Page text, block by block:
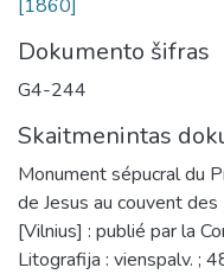
[1860]
Dokumento šifras
G4-244
Skaitmenintas
Monument sépucral du
de Jesus au couvent
[Vilnius] : publié par la
Litografija : vienspalv. ;